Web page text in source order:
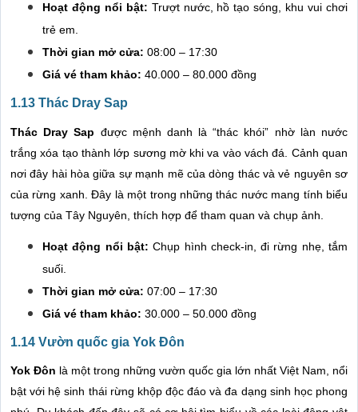
Hoạt động nổi bật: Trượt nước, hồ tạo sóng, khu vui chơi
trẻ em.
Thời gian mở cửa: 08:00 – 17:30
Giá vé tham khảo: 40.000 – 80.000 đồng
1.13 Thác Dray Sap
Thác Dray Sap được mệnh danh là “thác khói” nhờ làn nước
trắng xóa tạo thành lớp sương mờ khi va vào vách đá. Cảnh quan
nơi đây hài hòa giữa sự mạnh mẽ của dòng thác và vẻ nguyên sơ
của rừng xanh. Đây là một trong những thác nước mang tính biểu
tượng của Tây Nguyên, thích hợp để tham quan và chụp ảnh.
Hoạt động nổi bật: Chụp hình check-in, đi rừng nhẹ, tắm
suối.
Thời gian mở cửa: 07:00 – 17:30
Giá vé tham khảo: 30.000 – 50.000 đồng
1.14 Vườn quốc gia Yok Đôn
Yok Đôn là một trong những vườn quốc gia lớn nhất Việt Nam, nổi
bật với hệ sinh thái rừng khộp độc đáo và đa dạng sinh học phong